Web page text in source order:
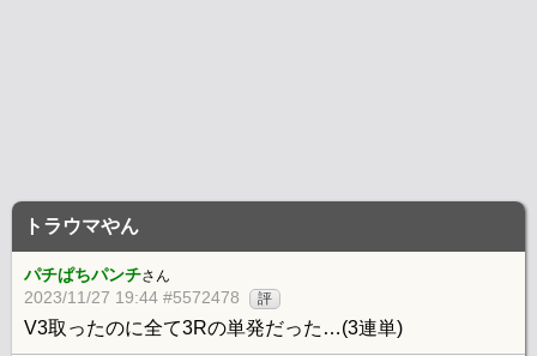
トラウマやん
パチぱちパンチさん
2023/11/27 19:44 #5572478 評
V3取ったのに全て3Rの単発だった…(3連単)